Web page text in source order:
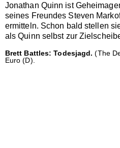
Jonathan Quinn ist
seines Freundes Steven
ermitteln. Schon bald stellen
als Quinn selbst zur
Brett Battles: Todesjagd. (The
Euro (D).